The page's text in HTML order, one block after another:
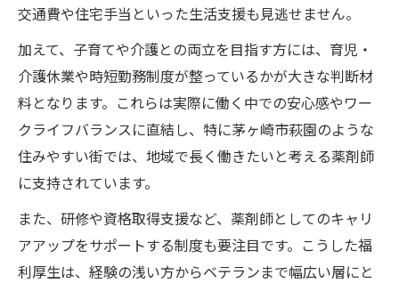
交通費や住宅手当といった生活支援も見逃せません。
加えて、子育てや介護との両立を目指す方には、育児・
介護休業や時短勤務制度が整っているかが大きな判断材
料となります。これらは実際に働く中での安心感やワー
クライフバランスに直結し、特に茅ヶ崎市萩園のような
住みやすい街では、地域で長く働きたいと考える薬剤師
に支持されています。
また、研修や資格取得支援など、薬剤師としてのキャリ
アアップをサポートする制度も要注目です。こうした福
利厚生は、経験の浅い方からベテランまで幅広い層にと